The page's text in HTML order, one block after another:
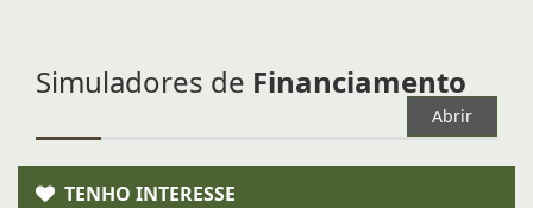
Simuladores de Financiamento
Abrir
TENHO INTERESSE